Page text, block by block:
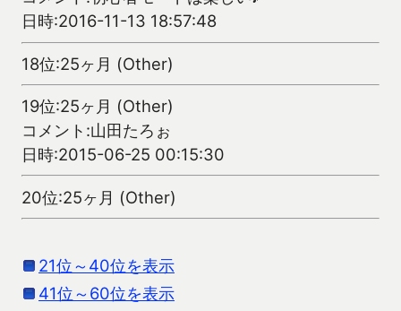
日時:2016-11-13 18:57:48
18位:25ヶ月 (Other)
19位:25ヶ月 (Other)
コメント:山田たろぉ
日時:2015-06-25 00:15:30
20位:25ヶ月 (Other)
21位～40位を表示
41位～60位を表示